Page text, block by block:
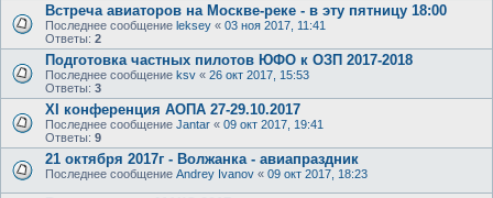
Встреча авиаторов на Москве-реке - в эту пятницу 18:00
Последнее сообщение leksey « 03 ноя 2017, 11:41
Ответы: 2
Подготовка частных пилотов ЮФО к ОЗП 2017-2018
Последнее сообщение ksv « 26 окт 2017, 15:53
Ответы: 3
XI конференция АОПА 27-29.10.2017
Последнее сообщение Jantar « 09 окт 2017, 19:41
Ответы: 9
21 октября 2017г - Волжанка - авиапраздник
Последнее сообщение Andrey Ivanov « 09 окт 2017, 18:23